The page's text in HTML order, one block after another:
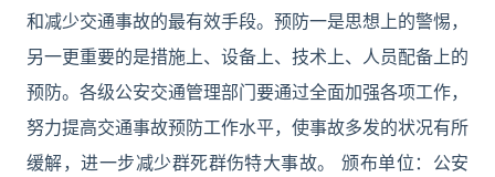
和减少交通事故的最有效手段。预防一是思想上的警惕，
另一更重要的是措施上、设备上、技术上、人员配备上的
预防。各级公安交通管理部门要通过全面加强各项工作，
努力提高交通事故预防工作水平，使事故多发的状况有所
缓解，进一步减少群死群伤特大事故。 颁布单位：公安